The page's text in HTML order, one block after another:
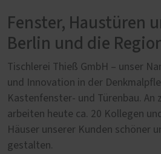
Fenster, Haustüren
Berlin und die
Tischlerei Thieß GmbH – unser
und Innovation in der
Kastenfenster- und Türenbau. An
arbeiten heute ca. 20 Kollegen
Häuser unserer Kunden schöner
gestalten.